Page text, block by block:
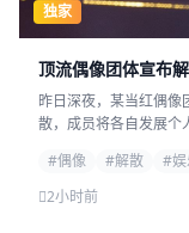
独家
顶流偶像团体宣布
昨日深夜，某当红偶
散，成员将各自发展个
#偶像
#解散
#娱
2小时前